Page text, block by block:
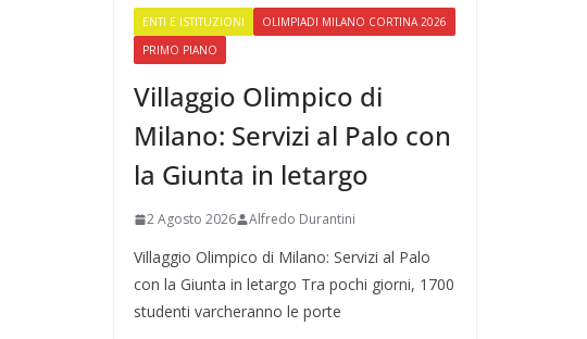
ENTI E ISTITUZIONI
OLIMPIADI MILANO CORTINA 2026
PRIMO PIANO
Villaggio Olimpico di
Milano: Servizi al Palo con
la Giunta in letargo
2 Agosto 2026 Alfredo Durantini
Villaggio Olimpico di Milano: Servizi al Palo
con la Giunta in letargo Tra pochi giorni, 1700
studenti varcheranno le porte